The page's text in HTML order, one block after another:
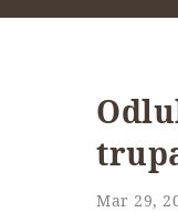
Mar 29,